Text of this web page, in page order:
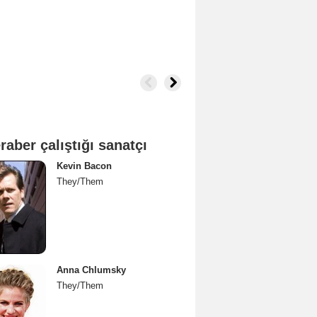
çalıştığı sanatçı
Kevin Bacon
They/Them
Anna Chlumsky
They/Them